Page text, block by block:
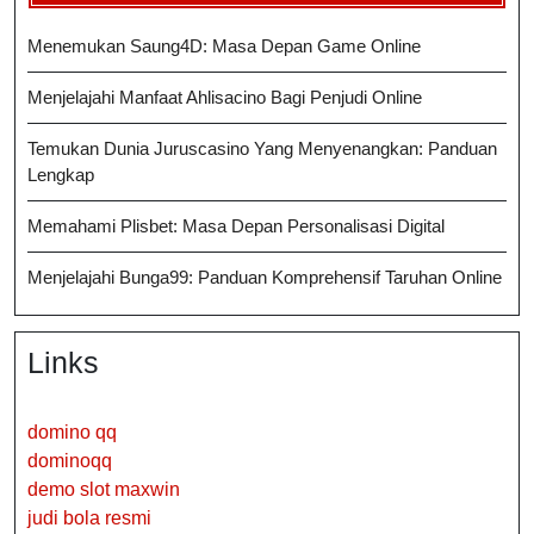
Menemukan Saung4D: Masa Depan Game Online
Menjelajahi Manfaat Ahlisacino Bagi Penjudi Online
Temukan Dunia Juruscasino Yang Menyenangkan: Panduan
Lengkap
Memahami Plisbet: Masa Depan Personalisasi Digital
Menjelajahi Bunga99: Panduan Komprehensif Taruhan Online
Links
domino qq
dominoqq
demo slot maxwin
judi bola resmi